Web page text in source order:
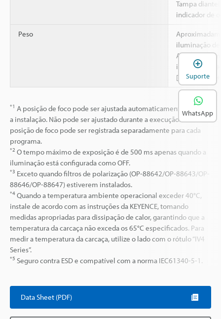
Tampa
indicador de
Peso
iluminação
iluminação
[IV4-
*1 A posição de foco pode ser ajustada automaticamente durante
a instalação. Não pode ser ajustado durante a execução. A
posição de foco pode ser registrada separadamente para cada
programa.
*2 O tempo máximo de exposição é de 500 ms apenas quando a
iluminação está configurada como OFF.
*3 Exceto quando filtros de polarização (OP-88642/OP-88643/OP-
88646/OP-88647) estiverem instalados.
*4 Quando a temperatura ambiente operacional exceder 40°C,
instale de acordo com as instruções da KEYENCE, tomando
medidas apropriadas para dissipação de calor, garantindo que a
temperatura da carcaça não exceda os 65°C especificados. Para
medir a temperatura da carcaça, utilize o lado com o rótulo “IV4
Series”.
*5 Seguro contra ESD e compatível com a norma IEC61340-5-1.
Data Sheet (PDF)
Suporte
WhatsApp